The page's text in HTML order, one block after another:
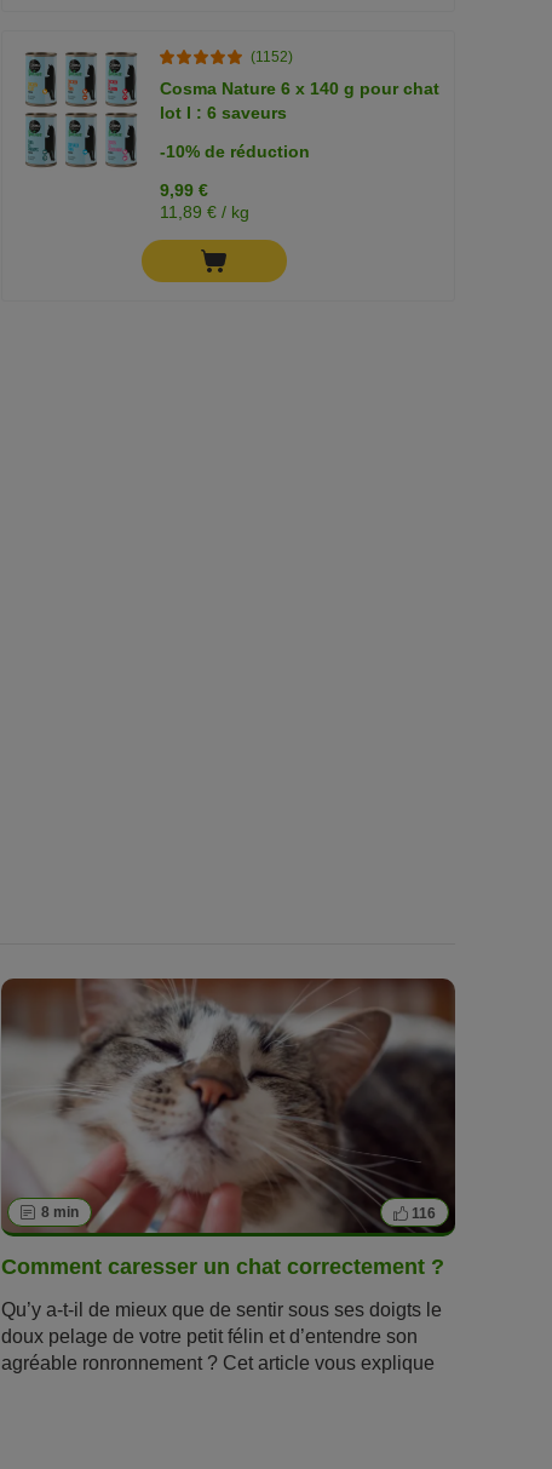
(1152)
Cosma Nature 6 x 140 g pour chat
lot I : 6 saveurs
-10% de réduction
9,99 €
11,89 € / kg
8 min 116
Comment caresser un chat correctement ?
Qu’y a-t-il de mieux que de sentir sous ses doigts le
doux pelage de votre petit félin et d’entendre son
agréable ronronnement ? Cet article vous explique